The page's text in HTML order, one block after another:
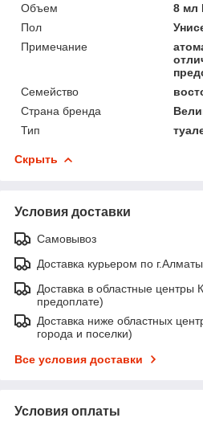
Объем
8 мл
Пол
Примечание
Семейство
Страна бренда
Тип
Скрыть
Условия доставки
Самовывоз
Доставка курьером по г.Алматы
Доставка в областные
предоплате)
Доставка ниже областных
города и поселки)
Все условия доставки
Условия оплаты